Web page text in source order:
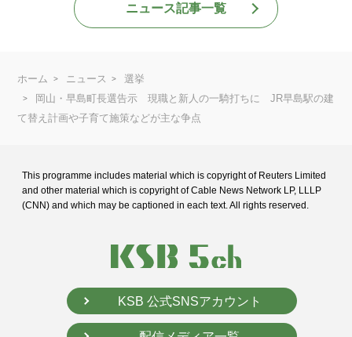
ニュース記事一覧
ホーム ニュース
選挙
岡山・早島町長選告示 現職と新人の一騎打ちに JR早島駅の建
て替え計画や子育て施策などが主な争点
This programme includes material which is copyright of Reuters Limited
and other material which is copyright of Cable News Network LP, LLLP
(CNN) and which may be captioned in each text. All rights reserved.
KSB 公式SNSアカウント